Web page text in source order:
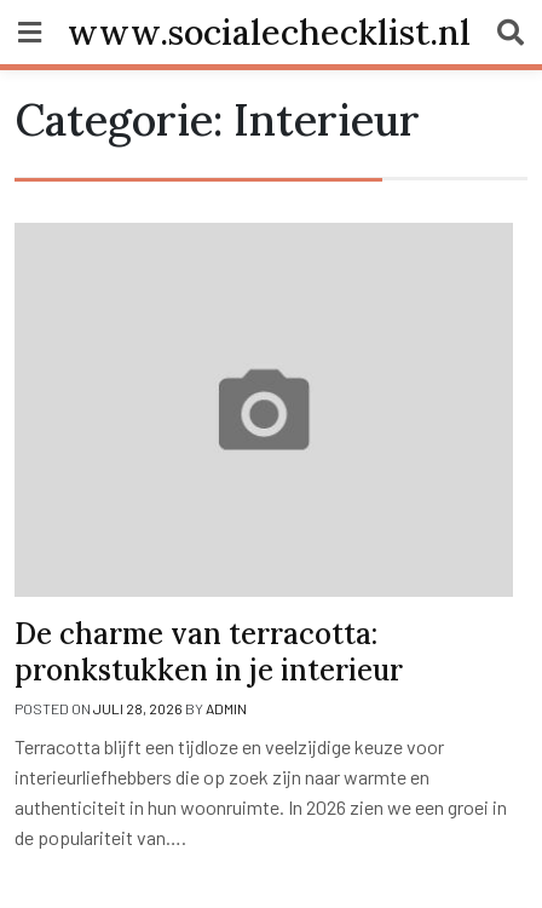
content
www.socialechecklist.nl
Categorie: Interieur
De charme van terracotta:
pronkstukken in je interieur
POSTED ON JULI 28, 2026 BYADMIN
Terracotta blijft een tijdloze en veelzijdige keuze voor
interieurliefhebbers die op zoek zijn naar warmte en
authenticiteit in hun woonruimte. In 2026 zien we een groei in
de populariteit van….